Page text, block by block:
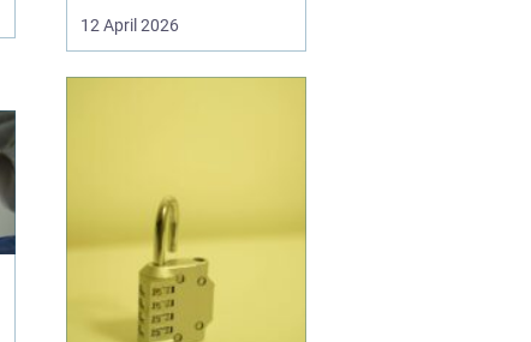
familiehunde, jagthunde,
konkurrencehunde eller
12 April 2026